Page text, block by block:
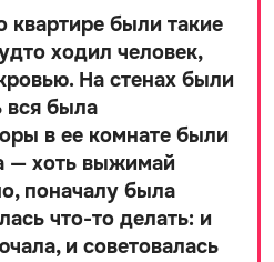
квартире были такие
ходил человек,
На стенах были
вся была
в ее комнате были
— хоть выжимай
поначалу была
что-то делать: и
и советовалась